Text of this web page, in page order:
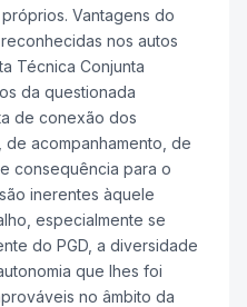
Vantagens do
nos autos
Técnica Conjunta
da questionada
de conexão dos
acompanhamento, de
consequência para o
inerentes àquele
especialmente se
do PGD, a diversidade
que lhes foi
no âmbito da